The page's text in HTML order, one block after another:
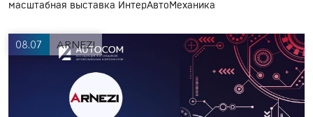
масштабная выставка ИнтерАвтоМеханика
08.07 ARNEZI